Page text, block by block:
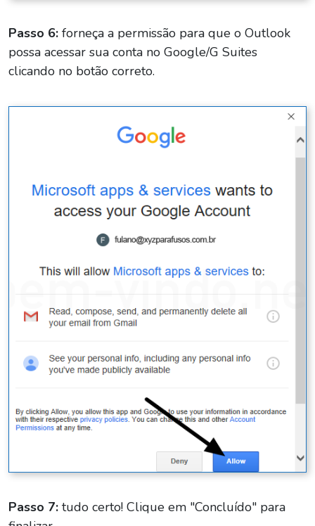
Passo 6: forneça a permissão para que o Outlook
possa acessar sua conta no Google/G Suites
clicando no botão correto.
Passo 7: tudo certo! Clique em "Concluído" para